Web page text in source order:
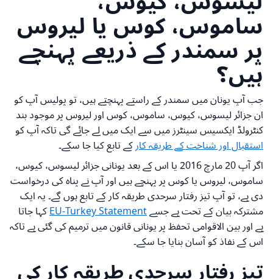
ساموس، کوس یا لیروس
پر سمندر کے ذریعے پہنچے
ہیں؟
جب آپ یونان میں سمندر کے راستے پہنچتے ہیں، تو پولیس آپ کو
ان جزائر لیسوس، کیوس، ساموس، کوس اور لیروس پر موجود بند
کنٹرولڈ ایکسیس سینٹرز میں سے ایک میں لے جائے گی تاکہ آپ کو
استقبال اور شناخت کے طریقہ کارکے تابع کیا جا سکے۔
اگر آپ 20 مارچ 2016 یا اس کے بعد یونانی جزائر لیسوس، کیوس،
ساموس، لیروس یا کوس پر پہنچے ہیں اور آپ نے پناہ کی درخواست
دی ہے، تو آپ تیز رفتار سرحدی طریقہ کار کے تابع ہوں گے۔ یہ ایک
مشترکہ بیان کے تحت ہے جسےEU-Turkey Statementکہا جاتا
ہے اور بین الاقوامی تحفظ پر یونانی قانون میں ترمیم کی گئی ہے تاکہ
اس کے نفاذ کو آسان بنایا جا سکے۔